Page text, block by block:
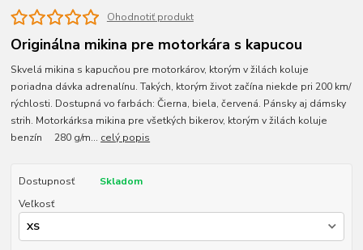
Ohodnotiť produkt
Originálna mikina pre motorkára s kapucou
Skvelá mikina s kapucňou pre motorkárov, ktorým v žilách koluje
poriadna dávka adrenalínu. Takých, ktorým život začína niekde pri 200 km/
rýchlosti. Dostupná vo farbách: Čierna, biela, červená. Pánsky aj dámsky
strih. Motorkárksa mikina pre všetkých bikerov, ktorým v žilách koluje
benzín 280 g/m... celý popis
Dostupnosť
Skladom
Veľkosť